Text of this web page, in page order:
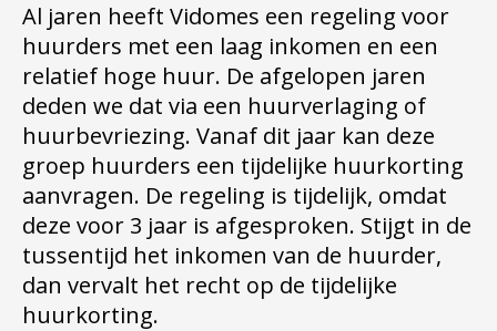
Al jaren heeft Vidomes een regeling voor
huurders met een laag inkomen en een
relatief hoge huur. De afgelopen jaren
deden we dat via een huurverlaging of
huurbevriezing. Vanaf dit jaar kan deze
groep huurders een tijdelijke huurkorting
aanvragen. De regeling is tijdelijk, omdat
deze voor 3 jaar is afgesproken. Stijgt in de
tussentijd het inkomen van de huurder,
dan vervalt het recht op de tijdelijke
huurkorting.